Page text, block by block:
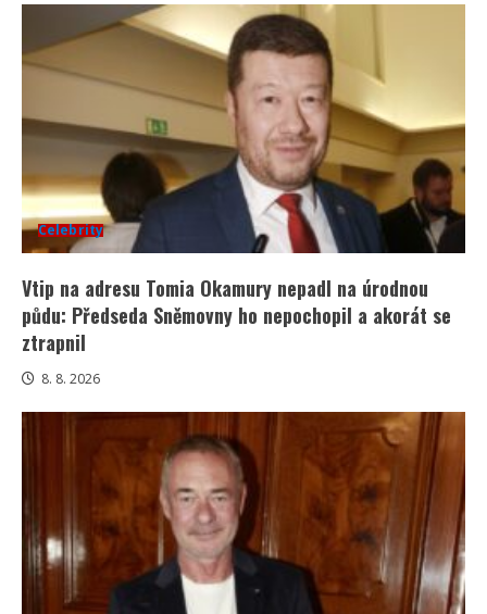
Celebrity
Vtip na adresu Tomia Okamury nepadl na úrodnou
půdu: Předseda Sněmovny ho nepochopil a akorát se
ztrapnil
8. 8. 2026